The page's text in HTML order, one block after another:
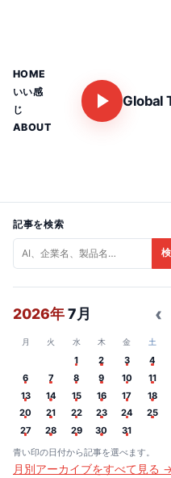
HOME
いい感
じ
ABOUT
Global
記事を検索
2026年7月 ‹
月 火 水 木 金 土
1 2 3 4
6
7 8 9 10 11
13
14 15 16 17 18
20
21 22 23 24 25
27
28 29 30 31
青い印の日付から記事を選べます。
月別アーカイブをすべて見る